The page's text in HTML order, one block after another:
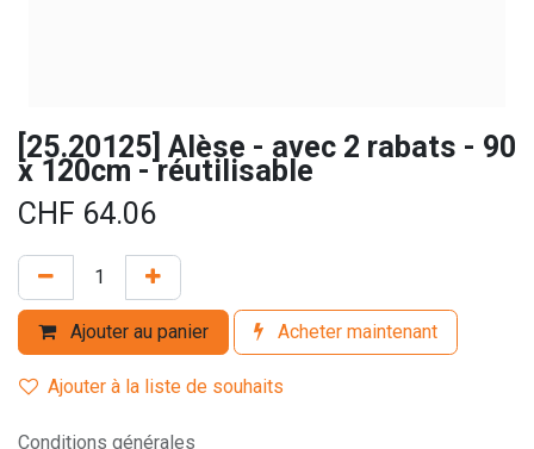
[25.20125] Alèse - avec 2 rabats - 90
x 120cm - réutilisable
CHF 64.06
Ajouter au panier Acheter maintenant
Ajouter à la liste de souhaits
Conditions générales